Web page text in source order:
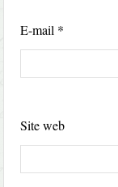
E-mail *
Site web